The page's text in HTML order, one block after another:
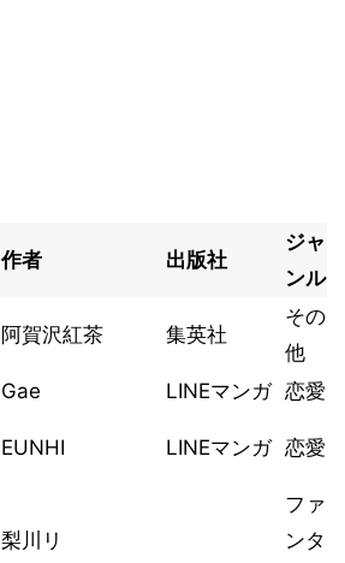
作者 出版社
ジャ
ンル
阿賀沢紅茶 集英社
その
他
Gae LINEマンガ 恋愛
EUNHI LINEマンガ 恋愛
梨川リ
ファ
ンタ